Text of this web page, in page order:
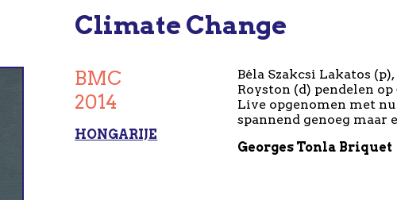
Climate Change
BMC
2014
HONGARIJE
Béla Szakcsi Lakatos
Royston (d) pendelen op
Live opgenomen met
spannend genoeg
Georges Tonla Briquet